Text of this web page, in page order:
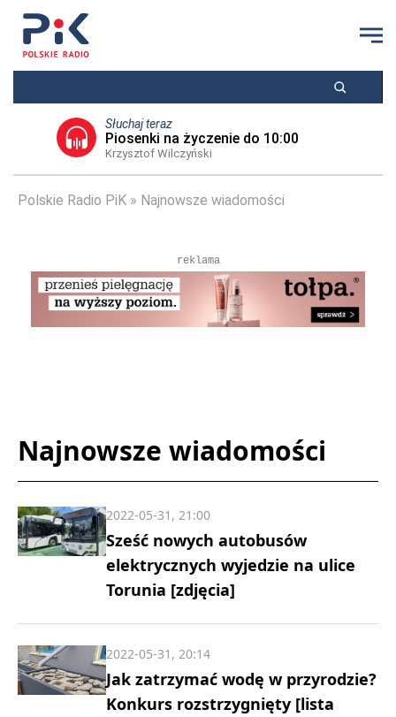
Słuchaj teraz
Piosenki na życzenie do 10:00
Krzysztof Wilczyński
Polskie Radio PiK Najnowsze wiadomości
reklama
Najnowsze wiadomości
Sześć nowych autobusów
elektrycznych wyjedzie na ulice
Torunia [zdjęcia]
2022-05-31, 21:00
Jak zatrzymać wodę w przyrodzie?
Konkurs rozstrzygnięty [lista
2022-05-31, 20:14